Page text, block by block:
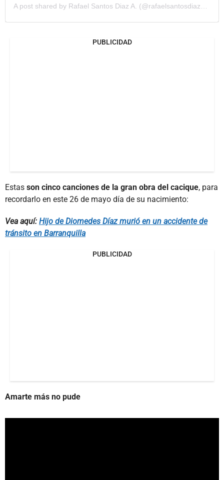
A post shared by Rafael Santos Diaz A. (@rafaelsantosdiazoficial)
PUBLICIDAD
Estas son cinco canciones de la gran obra del cacique, para
recordarlo en este 26 de mayo día de su nacimiento:
Vea aquí: ​Hijo de Diomedes Díaz murió en un accidente de
tránsito en Barranquilla
PUBLICIDAD
Amarte más no pude